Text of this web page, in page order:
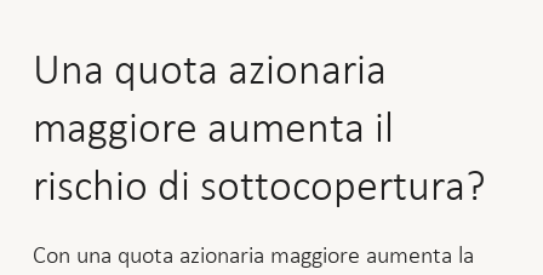
Una quota azionaria
maggiore aumenta il
rischio di sottocopertura?
Con una quota azionaria maggiore aumenta la